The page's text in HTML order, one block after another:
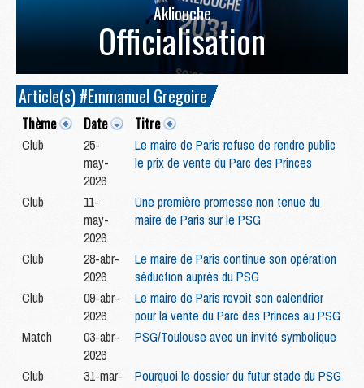
Akliouche
Officialisation
Article(s) #Emmanuel Gregoire
Thème Date Titre
Club
25-
may-
2026
Le maire de Paris refuse de rendre public
le prix de vente du Parc des Princes
Club
11-
may-
2026
Une première promesse non tenue du
maire de Paris sur le PSG
Club
28-abr-
2026
Le maire de Paris continue son opération
séduction auprès du PSG
Club
09-abr-
2026
Le maire de Paris revoit son calendrier
pour la vente du Parc des Princes au PSG
Match
03-abr-
2026
PSG/Toulouse avec un invité symbolique
Club
31-mar-
Pourquoi le dossier du futur stade du PSG